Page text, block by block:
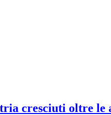
cresciuti oltre le